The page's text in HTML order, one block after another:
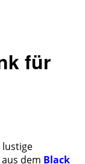
für
lustige
dem Black